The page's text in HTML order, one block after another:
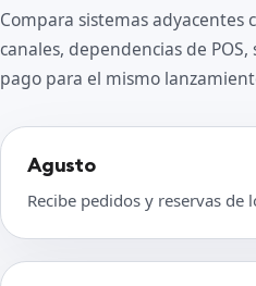
Compara sistemas
canales, dependencias de
pago para el mismo
Agusto
Recibe pedidos y reservas de